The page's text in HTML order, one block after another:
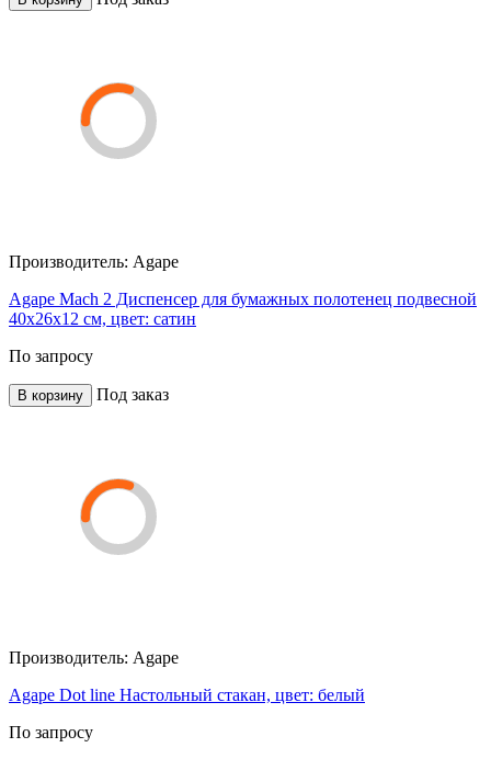
Производитель: Agape
Agape Mach 2 Диспенсер для бумажных полотенец подвесной
40x26x12 см, цвет: сатин
По запросу
В корзину Под заказ
Производитель: Agape
Agape Dot line Настольный стакан, цвет: белый
По запросу